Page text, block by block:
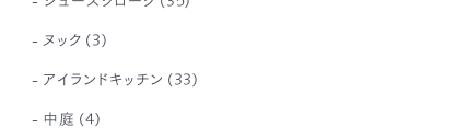
ヌック (3)
アイランドキッチン (33)
中庭 (4)